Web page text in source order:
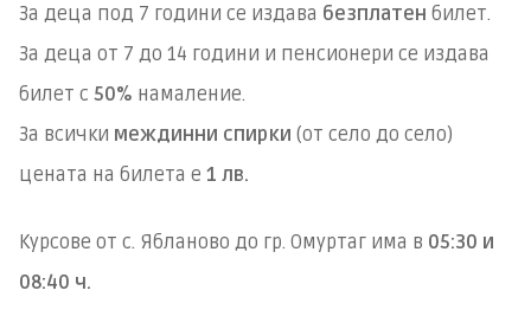
За деца под 7 години се издава безплатен билет.
За деца от 7 до 14 години и пенсионери се издава
билет с 50% намаление.
За всички междинни спирки (от село до село)
цената на билета е 1 лв.
Курсове от с. Ябланово до гр. Омуртаг има в 05:30 и
08:40 ч.